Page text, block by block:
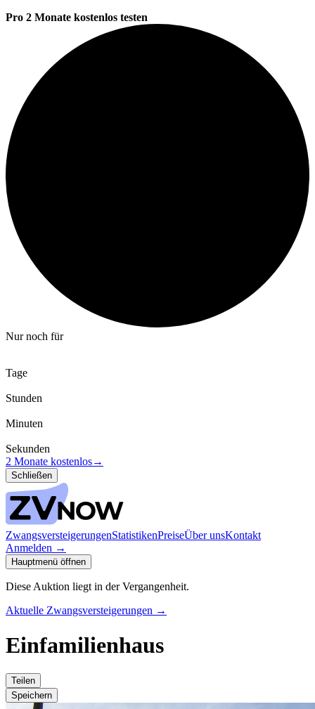
Pro 2 Monate kostenlos testen
Nur noch für
Tage
Stunden
Minuten
Sekunden
2 Monate kostenlos→
Schließen
ZwangsversteigerungenStatistikenPreiseÜber unsKontakt
Anmelden →
Hauptmenü öffnen
Diese Auktion liegt in der Vergangenheit.
Aktuelle Zwangsversteigerungen →
Einfamilienhaus
Teilen
Speichern